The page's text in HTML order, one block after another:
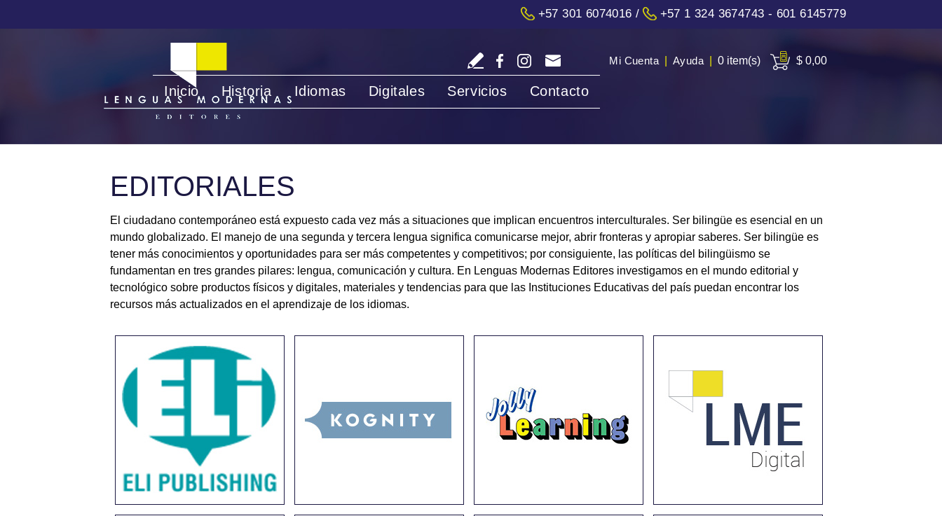
+57 301 6074016 / +57 1 324 3674743 - 601 6145779
Mi Cuenta Ayuda 0 item(s) $ 0,00
Inicio Historia Idiomas Digitales Servicios Contacto
EDITORIALES
El ciudadano contemporáneo está expuesto cada vez más a situaciones que implican encuentros interculturales. Ser bilingüe es esencial en un
mundo globalizado. El manejo de una segunda y tercera lengua significa comunicarse mejor, abrir fronteras y apropiar saberes. Ser bilingüe es
tener más conocimientos y oportunidades para ser más competentes y competitivos; por consiguiente, las políticas del bilingüismo se
fundamentan en tres grandes pilares: lengua, comunicación y cultura. En Lenguas Modernas Editores investigamos en el mundo editorial y
tecnológico sobre productos físicos y digitales, materiales y tendencias para que las Instituciones Educativas del país puedan encontrar los
recursos más actualizados en el aprendizaje de los idiomas.